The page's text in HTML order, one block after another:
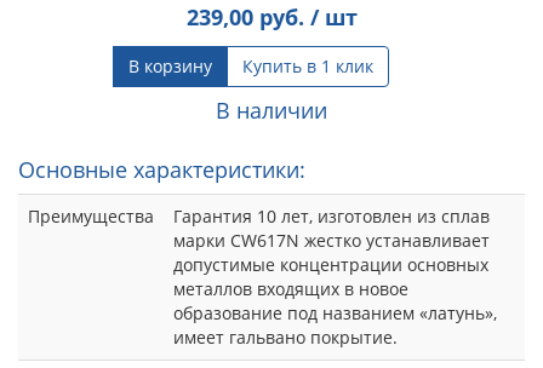
239,00руб. / шт
В корзину Купить в 1 клик
В наличии
Основные характеристики:
Преимущества
Гарантия 10 лет, изготовлен из сплав
марки CW617N жестко устанавливает
допустимые концентрации основных
металлов входящих в новое
образование под названием «латунь»,
имеет гальвано покрытие.